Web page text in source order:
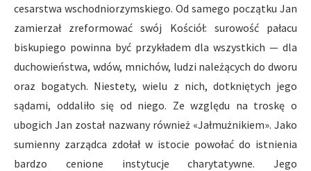
cesarstwa wschodniorzymskiego. Od samego początku Jan
zamierzał zreformować swój Kościół: surowość pałacu
biskupiego powinna być przykładem dla wszystkich — dla
duchowieństwa, wdów, mnichów, ludzi należących do dworu
oraz bogatych. Niestety, wielu z nich, dotkniętych jego
sądami, oddaliło się od niego. Ze względu na troskę o
ubogich Jan został nazwany również «Jałmużnikiem». Jako
sumienny zarządca zdołał w istocie powołać do istnienia
bardzo cenione instytucje charytatywne. Jego